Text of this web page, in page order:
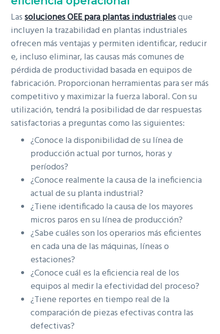
Lassoluciones OEE para plantas industrialesque
incluyen la trazabilidad en plantas industriales
ofrecen más ventajas y permiten identificar, reducir
e, incluso eliminar, las causas más comunes de
pérdida de productividad basada en equipos de
fabricación. Proporcionan herramientas para ser más
competitivo y maximizar la fuerza laboral. Con su
utilización, tendrá la posibilidad de dar respuestas
satisfactorias a preguntas como las siguientes:
¿Conoce la disponibilidad de su línea de
producción actual por turnos, horas y
períodos?
¿Conoce realmente la causa de la ineficiencia
actual de su planta industrial?
¿Tiene identificado la causa de los mayores
micros paros en su línea de producción?
¿Sabe cuáles son los operarios más eficientes
en cada una de las máquinas, líneas o
estaciones?
¿Conoce cuál es la eficiencia real de los
equipos al medir la efectividad del proceso?
¿Tiene reportes en tiempo real de la
comparación de piezas efectivas contra las
defectivas?